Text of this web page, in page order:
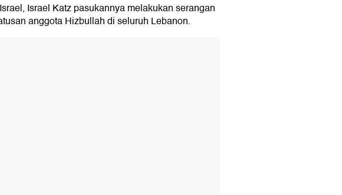
Israel Katz pasukannya melakukan serangan
anggota Hizbullah di seluruh Lebanon.